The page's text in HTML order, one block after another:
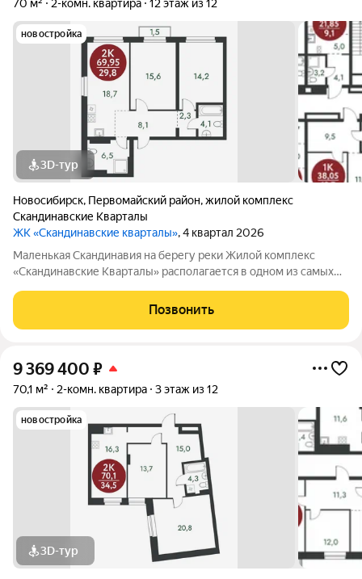
70 м² 2-комн. квартира 12 этаж из 12
новостройка
3D-тур
Новосибирск, Первомайский район,жилой комплекс
Скандинавские Кварталы
ЖК «Скандинавские кварталы», 4 квартал 2026
Маленькая Скандинавия на берегу реки Жилой комплекс
«Скандинавские Кварталы» располагается в одном из самых
за ней открываются прекрасные виды на холмы и нетронутую
природу. Уникальная
Позвонить
9 369 400 ₽
70,1 м² 2-комн. квартира 3 этаж из 12
новостройка
3D-тур